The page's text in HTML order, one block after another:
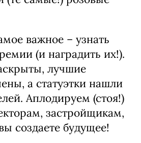
еще не видел такого
блеска, модного
MTV. Ради этого
достали свои
из «жидкого
платья-
корсеты,
(те самые!) розовые